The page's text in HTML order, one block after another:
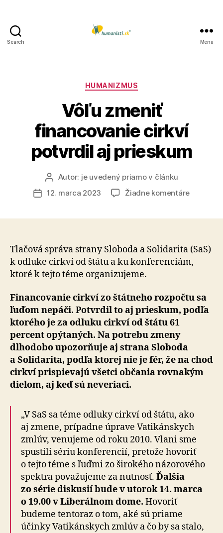
Search Menu
Kategórie
HUMANIZMUS
Vôľu zmeniť
financovanie cirkví
potvrdil aj prieskum
Autor
článku
Autor: je uvedený priamo v článku
Dátum
12. marca 2023 Žiadne komentárena
potvrdil
aj
prieskum
Tlačová správa strany Sloboda a Solidarita (SaS)
k odluke cirkví od štátu a ku konferenciám,
ktoré k tejto téme organizujeme.
Financovanie cirkví zo štátneho rozpočtu sa
ľuďom nepáči. Potvrdil to aj prieskum, podľa
ktorého je za odluku cirkví od štátu 61
percent opýtaných. Na potrebu zmeny
dlhodobo upozorňuje aj strana Sloboda
a Solidarita, podľa ktorej nie je fér, že na chod
cirkví prispievajú všetci občania rovnakým
dielom, aj keď sú neveriaci.
„V SaS sa téme odluky cirkví od štátu, ako
aj zmene, prípadne úprave Vatikánskych
zmlúv, venujeme od roku 2010. Vlani sme
spustili sériu konferencií, pretože hovoriť
o tejto téme s ľuďmi zo širokého názorového
spektra považujeme za nutnosť. Ďalšia
zo série diskusií bude v utorok 14. marca
o 19.00 v Liberálnom dome. Hovoriť
budeme tentoraz o tom, aké sú priame
účinky Vatikánskych zmlúv a čo by sa stalo,